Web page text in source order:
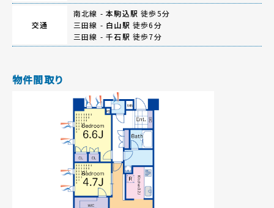
交通
南北線 -本駒込駅 徒歩5分
三田線 - 白山駅 徒歩6分
三田線 -千石駅 徒歩7分
物件間取り